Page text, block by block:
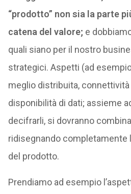
“prodotto” non sia la parte
catena del valore; e
quali siano per il nostro
strategici. Aspetti (ad
meglio distribuita,
disponibilità di dati; assieme
decifrarli, si dovranno
ridisegnando completamente
del prodotto.
Prendiamo ad esempio